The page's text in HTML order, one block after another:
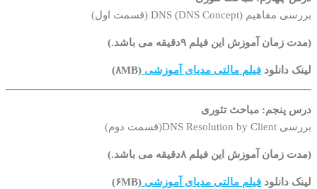
بررسی مفاهیم DNS (DNS Concept) (قسمت اول)
(مدت زمان آموزش این فیلم ۹دقیقه می باشد.)
لینک دانلود فیلم مالتی مدیای آموزشی (۸MB)
درس پنجم: مباحث تئوری
بررسی DNS Resolution by Client(قسمت دوم)
(مدت زمان آموزش این فیلم ۸دقیقه می باشد.)
لینک دانلود فیلم مالتی مدیای آموزشی (۶MB)